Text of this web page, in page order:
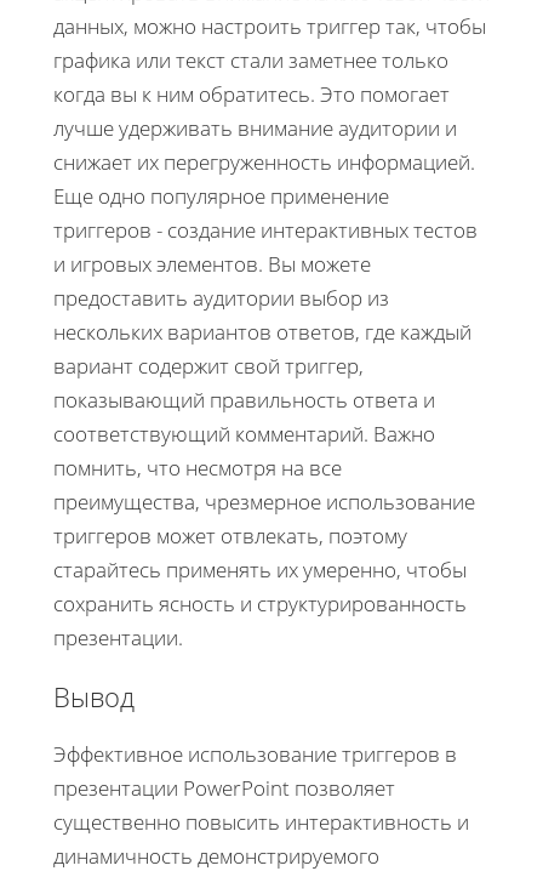
данных, можно настроить триггер так, чтобы
графика или текст стали заметнее только
когда вы к ним обратитесь. Это помогает
лучше удерживать внимание аудитории и
снижает их перегруженность информацией.
Еще одно популярное применение
триггеров - создание интерактивных тестов
и игровых элементов. Вы можете
предоставить аудитории выбор из
нескольких вариантов ответов, где каждый
вариант содержит свой триггер,
показывающий правильность ответа и
соответствующий комментарий. Важно
помнить, что несмотря на все
преимущества, чрезмерное использование
триггеров может отвлекать, поэтому
старайтесь применять их умеренно, чтобы
сохранить ясность и структурированность
презентации.
Вывод
Эффективное использование триггеров в
презентации PowerPoint позволяет
существенно повысить интерактивность и
динамичность демонстрируемого